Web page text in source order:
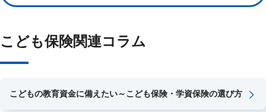
加入特則を適用してご契約いただくことができます。
こども保険関連コラム
こどもの教育資金に備えたい～こども保険・学資保険の選び方